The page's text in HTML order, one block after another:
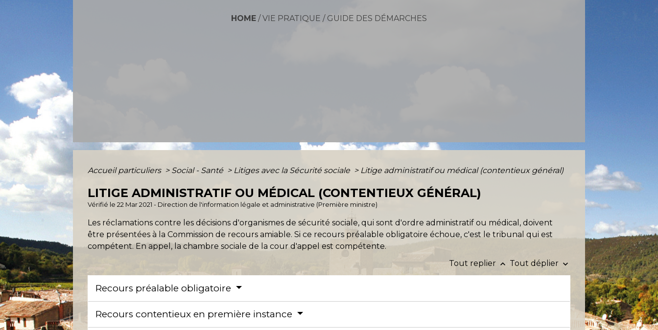
HOME /VIE PRATIQUE / GUIDE DES DÉMARCHES
Accueil particuliers > Social - Santé > Litiges avec la Sécurité sociale > Litige administratif ou médical (contentieux général)
LITIGE ADMINISTRATIF OU MÉDICAL (CONTENTIEUX GÉNÉRAL)
Vérifié le 22 Mar 2021 - Direction de l'information légale et administrative (Première ministre)
Les réclamations contre les décisions d'organismes de sécurité sociale, qui sont d'ordre administratif ou médical, doivent
être présentées à la Commission de recours amiable. Si ce recours préalable obligatoire échoue, c'est le tribunal qui est
compétent. En appel, la chambre sociale de la cour d'appel est compétente.
Tout replier keyboard_arrow_up Tout déplier keyboard_arrow_down
Recours préalable obligatoire
Recours contentieux en première instance